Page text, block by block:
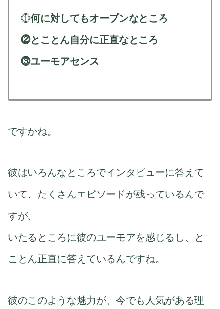
⓵何に対してもオープンなところ
⓶とことん自分に正直なところ
⓷ユーモアセンス
ですかね。
彼はいろんなところでインタビューに答えて
いて、たくさんエピソードが残っているんで
すが、
いたるところに彼のユーモアを感じるし、と
ことん正直に答えているんですね。
彼のこのような魅力が、今でも人気がある理